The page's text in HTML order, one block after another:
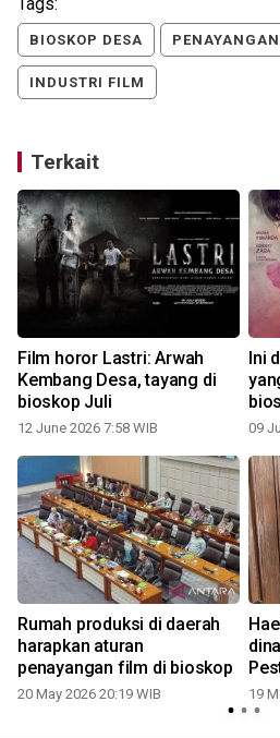
BIOSKOP DESA
INDUSTRI FILM
Terkait
Film horor Lastri: Arwah
Kembang Desa, tayang di
bioskop Juli
12 June 2026 7:58 WIB
Ini
09
Rumah produksi di daerah
harapkan aturan
penayangan film di bioskop
20 May 2026 20:19 WIB 19